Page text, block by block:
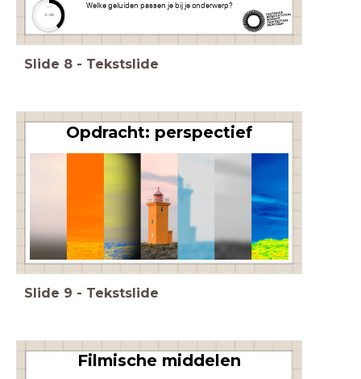
Welke geluiden passen je bij je onderwerp?
timer
3:00
Slide 8 - Tekstslide
Opdracht: perspectief
Slide 9 - Tekstslide
Filmische middelen